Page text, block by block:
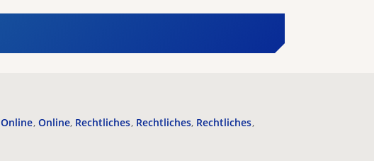
Online Online Rechtliches Rechtliches Rechtliches